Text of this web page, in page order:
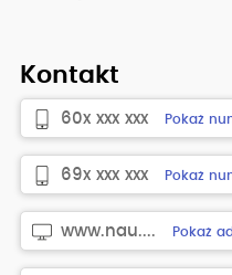
Kontakt
60x xxx xxx Pokaż
69x xxx xxx Pokaż
www.nau.... Pokaż